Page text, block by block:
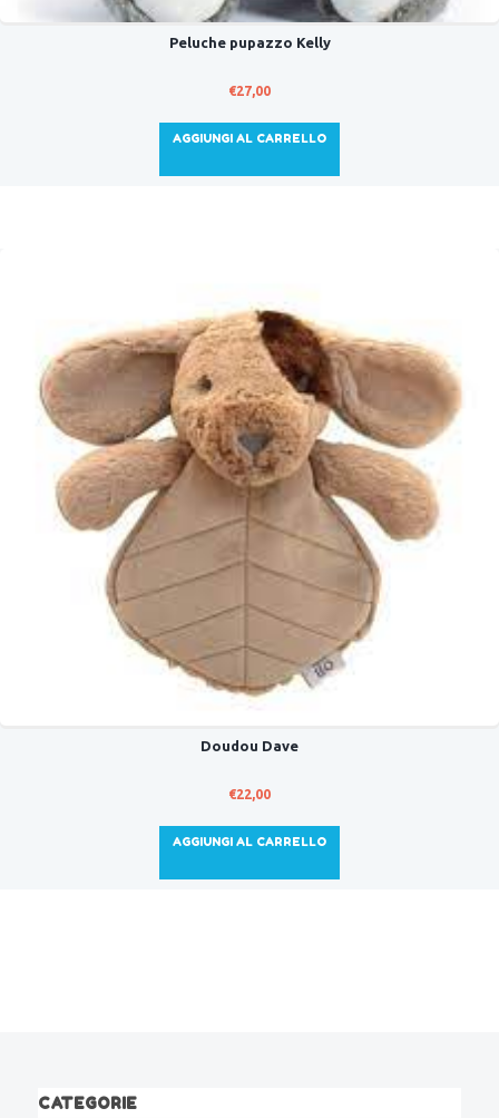
Peluche pupazzo Kelly
€27,00
AGGIUNGI AL CARRELLO
Doudou Dave
€22,00
AGGIUNGI AL CARRELLO
CATEGORIE